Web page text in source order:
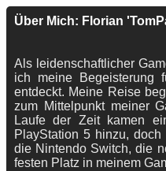
Über Mich: Florian
Als leidenschaftlicher
ich meine Begeisterung
entdeckt. Meine Reise
zum Mittelpunkt meiner
Laufe der Zeit kamen
PlayStation 5 hinzu,
die Nintendo Switch, die
festen Platz in meinem